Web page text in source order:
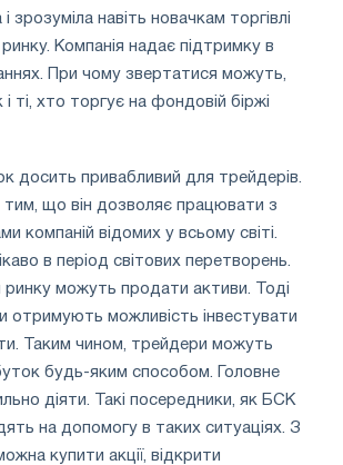
зрозуміла навіть новачкам торгівлі
Компанія надає підтримку в
При чому звертатися можуть,
ті, хто торгує на фондовій біржі
досить привабливий для трейдерів.
тим, що він дозволяє працювати з
компаній відомих у всьому світі.
в період світових перетворень.
ринку можуть продати активи. Тоді
отримують можливість інвестувати
Таким чином, трейдери можуть
будь-яким способом. Головне
діяти. Такі посередники, як БСК
на допомогу в таких ситуаціях. З
купити акції, відкрити